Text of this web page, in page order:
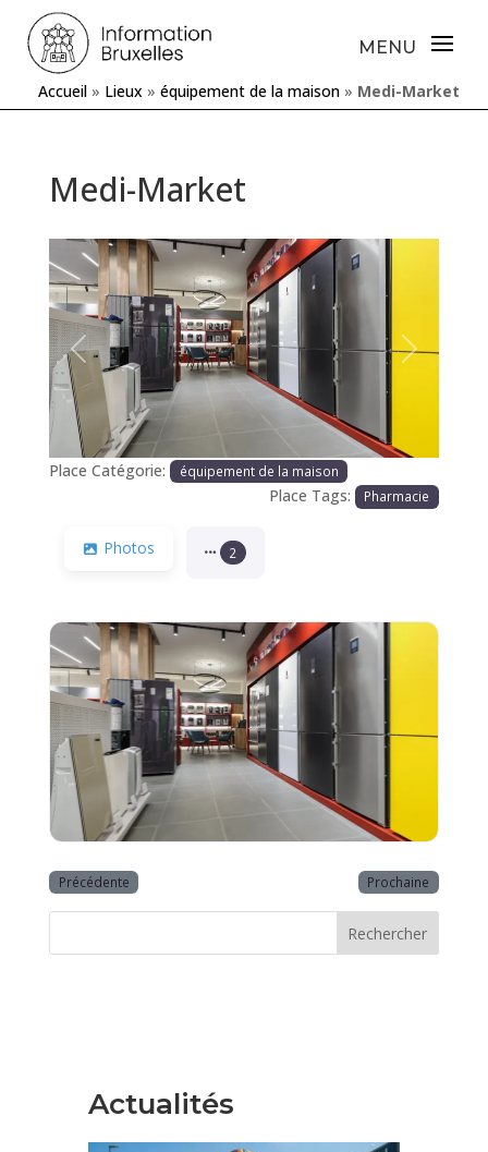
Accueil » Lieux » équipement de la maison » Medi-Market
Medi-Market
Précédente Prochaine
Place Catégorie: équipement de la maison
Place Tags: Pharmacie
Photos 2
Précédente Prochaine
Rechercher
Actualités